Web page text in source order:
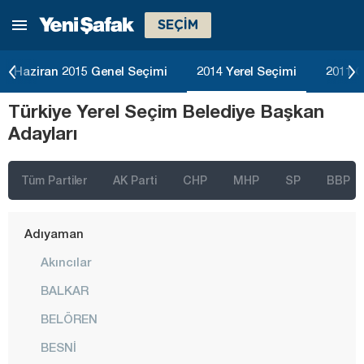
SEÇİM
Haziran 2015 Genel Seçimi 2014 Yerel Seçimi 2011
Türkiye Yerel Seçim Belediye Başkan
Adayları
Tüm Partiler AK Parti CHP MHP SP BBP
İstanbul
Ankara
Adana
Adıyaman
Akıncılar
BALKAR
BELÖREN
BESNİ